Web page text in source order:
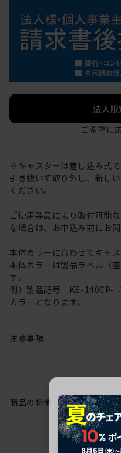
法人
ご希望に
※キャスターは差し込み式で
引き抜いて取り外し、新し
ください。
ご使用製品により取付可能
な場合は、お申込み前にお
本体カラーに合わせてキャ
本体カラーは製品ラベル（
す。
例）製品記号 KE-140CP-
カラーとなります。
注意事項
商品の特徴